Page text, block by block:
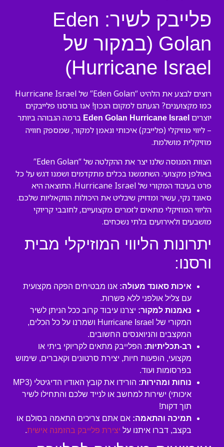
פלייבק לשיר: Eden
Golan (במקור של
Hurricane Israel)
רוצים לבצע את הלהיט “Eden Golan” של Hurricane Israel
כמו מקצוענים? הגעתם למקום הנכון! אנו בורסנו פלייבקים
יוצרים Eden Golan Hurricane Israel ברמה הגבוהה ביותר
– ליווי מוזיקלי (פלייבק) איכותי ונאמן למקור, שמספק חוויה
מוזיקלית מושלמת.
הצוות המנוסה שלנו יצר את ההקלטה של “Eden Golan”
באולפן מקצועי. השתמשנו בכלים מתקדמים ושמנו דגש על כל
פרט בעיבוד המקורי של Hurricane Israel. התוצאה היא
סאונד נקי, עשיר ומדויק שיבליט את היכולות הווקאליות שלכם.
הליווי המוזיקלי מתאים לזמרים מקצועיים, לחובבי קריוקי
מושבעים ולאירועים בלתי נשכחים.
יתרונות הליווי המוזיקלי מבית
ורסנו:
איכות סאונד מעולה: אנו מבטיחים הפקה מקצועית
עם צליל אולפני ללא פשרות.
נאמנות למקור: יצרנו עיבוד קרוב ככל הניתן לשיר
המקורי של Hurricane Israel ושמרנו על כל הכלים,
המקצבים והניואנסים החשובים.
רב-תכליתיות: הפלייבק מתאים לקריוקי ביתי או
מקצועי, הופעות חיות, יצירת סרטונים וקאברים, שימוש
בפרסומות ועוד.
נוחות ומהירות:
הורידו את קובץ האודיו הדיגיטלי (MP3
איכותי) ישירות למחשב או לנייד שלכם והתחילו לשיר
תוך דקות!
תמיכה והתאמה: אם אתם צריכים התאמה בסולם או
בקצב, דברו איתנו על יצירת פלייבק בהזמנה אישית.